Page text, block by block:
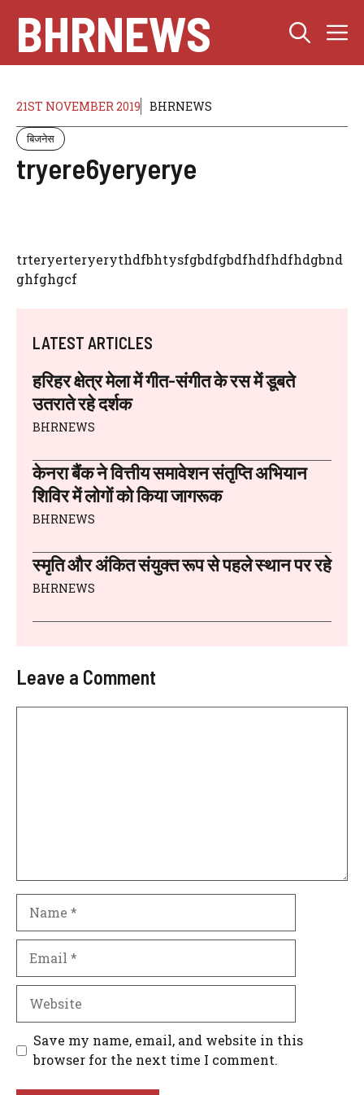
content
BHRNEWS
21ST NOVEMBER 2019 BHRNEWS
बिजनेस
tryere6yeryerye
trteryerteryerythdfbhtysfgbdfgbdfhdfhdfhdgbnd
ghfghgcf
LATEST ARTICLES
हरिहर क्षेत्र मेला में गीत-संगीत के रस में डूबते
उतराते रहे दर्शक
BHRNEWS
केनरा बैंक ने वित्तीय समावेशन संतृप्ति अभियान
शिविर में लोगों को किया जागरूक
BHRNEWS
स्मृति और अंकित संयुक्त रूप से पहले स्थान पर रहे
BHRNEWS
Leave a Comment
Save my name, email, and website in this
browser for the next time I comment.